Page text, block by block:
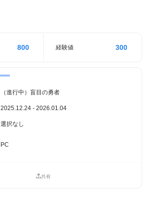
800 経験値 300
（進行中）盲目の勇者
2025.12.24 - 2026.01.04
選択なし
PC
共有